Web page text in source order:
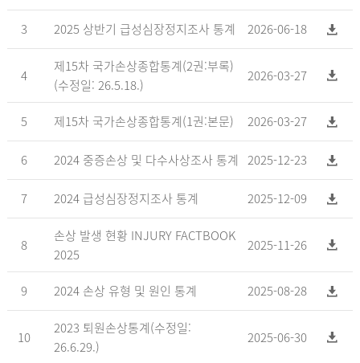
3 2025 상반기 급성심장정지조사 통계 2026-06-18
4
제15차 국가손상종합통계(2권:부록)
(수정일: 26.5.18.)
2026-03-27
5 제15차 국가손상종합통계(1권:본문) 2026-03-27
6 2024 중증손상 및 다수사상조사 통계 2025-12-23
7 2024 급성심장정지조사 통계 2025-12-09
8
손상 발생 현황 INJURY FACTBOOK
2025
2025-11-26
9 2024 손상 유형 및 원인 통계 2025-08-28
10
2023 퇴원손상통계(수정일:
26.6.29.)
2025-06-30